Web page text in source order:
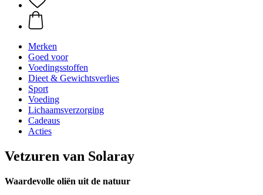
Merken
Goed voor
Voedingsstoffen
Dieet & Gewichtsverlies
Sport
Voeding
Lichaamsverzorging
Cadeaus
Acties
Vetzuren van Solaray
Waardevolle oliën uit de natuur